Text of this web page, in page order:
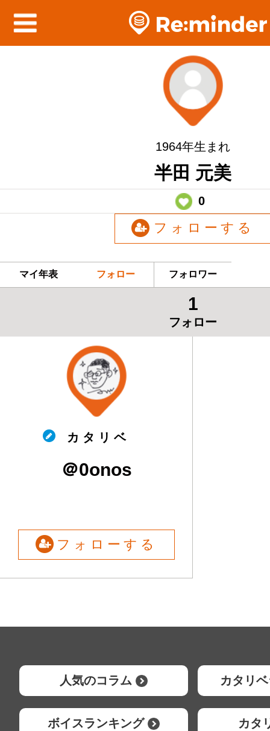
1964年生まれ
半田 元美
0
フォローする
マイ年表 フォロー フォロワー
1
フォロー
カ タ リ ベ
＠0onos
フォローする
人気のコラム カタリ
ボイスランキング カタ